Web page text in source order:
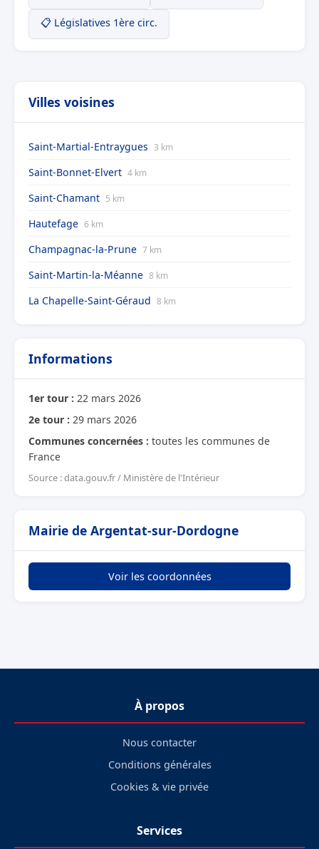
📋 Législatives 1ère circ.
Villes voisines
Saint-Martial-Entraygues 3 km
Saint-Bonnet-Elvert 4 km
Saint-Chamant 5 km
Hautefage 6 km
Champagnac-la-Prune 7 km
Saint-Martin-la-Méanne 8 km
La Chapelle-Saint-Géraud 8 km
Informations
1er tour : 22 mars 2026
2e tour : 29 mars 2026
Communes concernées : toutes les communes de
France
Source : data.gouv.fr / Ministère de l'Intérieur
Mairie de Argentat-sur-Dordogne
Voir les coordonnées
À propos
Nous contacter
Conditions générales
Cookies & vie privée
Services